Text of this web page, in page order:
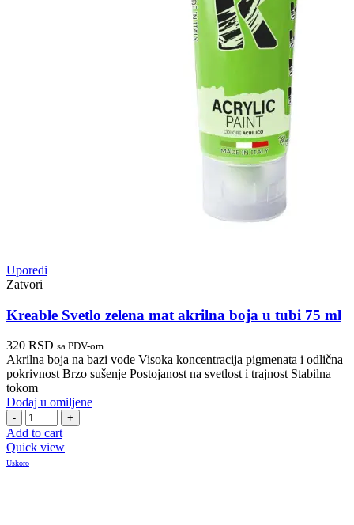
Uporedi
Zatvori
Kreable Svetlo zelena mat akrilna boja u tubi 75 ml
320 RSD sa PDV-om
Akrilna boja na bazi vode Visoka koncentracija pigmenata i odlična
pokrivnost Brzo sušenje Postojanost na svetlost i trajnost Stabilna
tokom
Dodaj u omiljene
Kreable
Svetlo
zelena
Add to cart
Quick view
Uskoro